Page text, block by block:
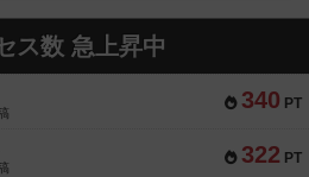
ス数 急上昇中
340 PT
322 PT